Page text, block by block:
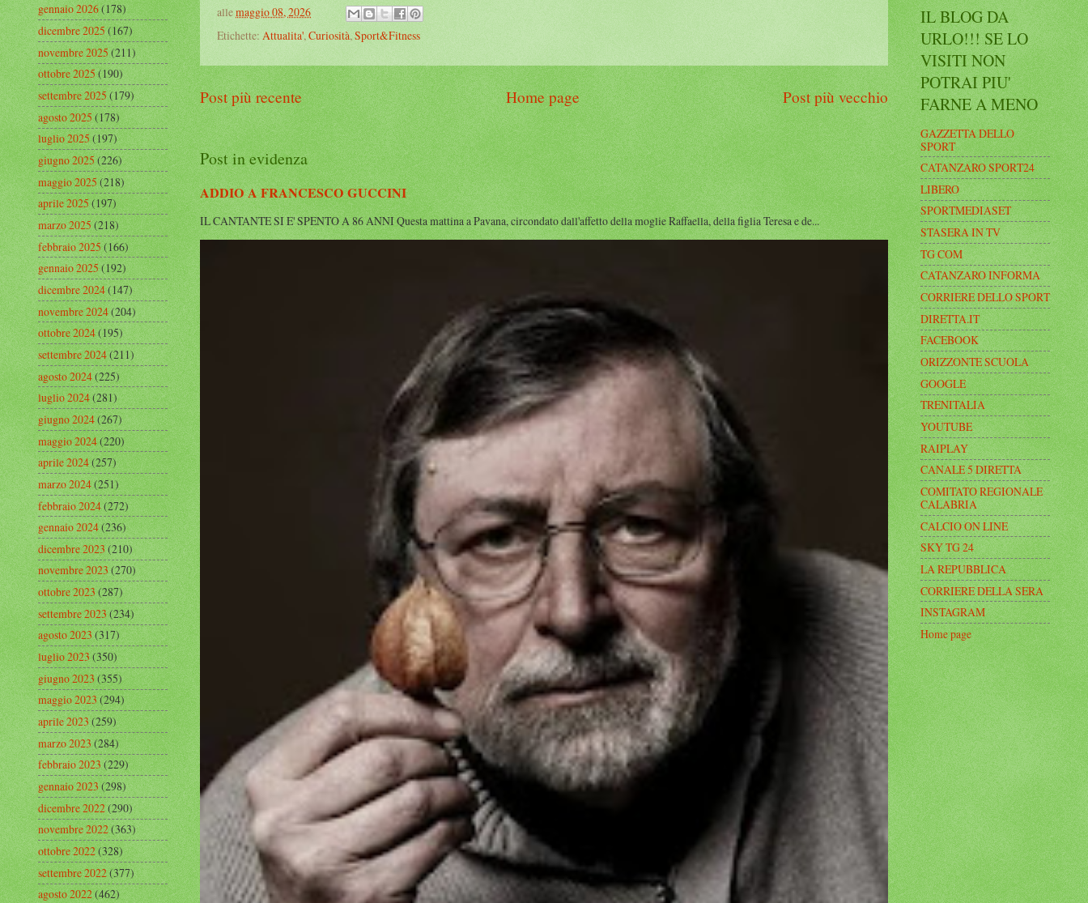
allemaggio 08, 2026
Etichette: Attualita',Curiosità,Sport&Fitness
Post più recente Post più vecchio
Home page
Post in evidenza
ADDIO A FRANCESCO GUCCINI
IL CANTANTE SI E' SPENTO A 86 ANNI Questa mattina a Pavana, circondato dall'affetto della moglie Raffaella, della figlia Teresa e de...
gennaio 2026(178)
dicembre 2025(167)
novembre 2025(211)
ottobre 2025(190)
settembre 2025(179)
agosto 2025(178)
luglio 2025(197)
giugno 2025(226)
maggio 2025(218)
aprile 2025(197)
marzo 2025(218)
febbraio 2025(166)
gennaio 2025(192)
dicembre 2024(147)
novembre 2024(204)
ottobre 2024(195)
settembre 2024(211)
agosto 2024(225)
luglio 2024(281)
giugno 2024(267)
maggio 2024(220)
aprile 2024(257)
marzo 2024(251)
febbraio 2024(272)
gennaio 2024(236)
dicembre 2023(210)
novembre 2023(270)
ottobre 2023(287)
settembre 2023(234)
agosto 2023(317)
luglio 2023(350)
giugno 2023(355)
maggio 2023(294)
aprile 2023(259)
marzo 2023(284)
febbraio 2023(229)
gennaio 2023(298)
dicembre 2022(290)
novembre 2022(363)
ottobre 2022(328)
settembre 2022(377)
agosto 2022(462)
IL BLOG DA
URLO!!! SE LO
VISITI NON
POTRAI PIU'
FARNE A MENO
GAZZETTA DELLO
SPORT
CATANZARO SPORT24
LIBERO
SPORTMEDIASET
STASERA IN TV
TG COM
CATANZARO INFORMA
CORRIERE DELLO SPORT
DIRETTA.IT
FACEBOOK
ORIZZONTE SCUOLA
GOOGLE
TRENITALIA
YOUTUBE
RAIPLAY
CANALE 5 DIRETTA
COMITATO REGIONALE
CALABRIA
CALCIO ON LINE
SKY TG 24
LA REPUBBLICA
CORRIERE DELLA SERA
INSTAGRAM
Home page